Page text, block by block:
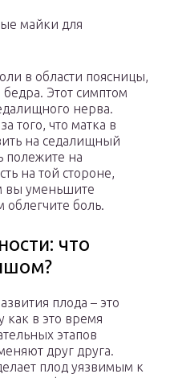
майки для
в области поясницы,
Этот симптом
нерва.
того, что матка в
на седалищный
полежите на
на той стороне,
вы уменьшите
облегчите боль.
что
плода – это
как в это время
этапов
друг друга.
плод уязвимым к